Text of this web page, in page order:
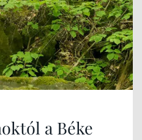
a Béke